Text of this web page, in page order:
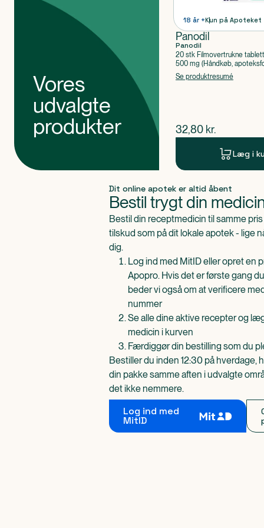
Vores
udvalgte
produkter
18 år +Kun på Apoteket
Panodil
Panodil
20 stk Filmovertrukne
500 mg (Håndkøb,
Paracetamol
Se produktresumé
$nuværende pris
32,80 kr.
Læg i
Dit online apotek er altid åbent
Bestil trygt din
Bestil din receptmedicin til samme
tilskud som på dit lokale apotek - lige
dig.
Log ind med MitID eller opret en
Apopro. Hvis det er første gang
beder vi også om at verificere
nummer
Se alle dine aktive recepter og
medicin i kurven
Færdiggør din bestilling som du
Bestiller du inden 12:30 på hverdage,
din pakke samme aften i udvalgte
det ikke nemmere.
Log ind med
MitID